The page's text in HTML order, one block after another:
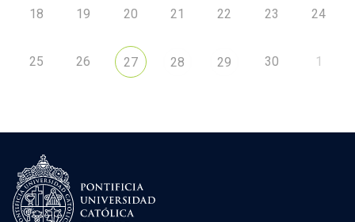
18 19 20 21 22 23 24
25 26 27 28 29 30 1